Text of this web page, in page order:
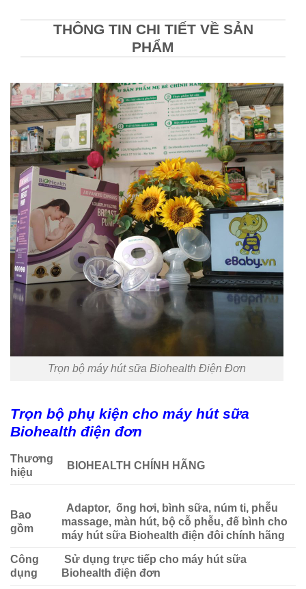
THÔNG TIN CHI TIẾT VỀ SẢN
PHẨM
Trọn bộ máy hút sữa Biohealth Điện Đơn
Trọn bộ phụ kiện cho máy hút sữa
Biohealth điện đơn
Thương
hiệu
BIOHEALTH CHÍNH HÃNG
Bao
gồm
Adaptor, ống hơi, bình sữa, núm ti, phễu
massage, màn hút, bộ cỗ phễu, đế bình cho
máy hút sữa Biohealth điện đôi chính hãng
Công
dụng
Sử dụng trực tiếp cho máy hút sữa
Biohealth điện đơn